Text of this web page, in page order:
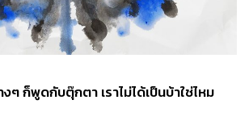
ๆ ก็พูดกับตุ๊กตา เราไม่ได้เป็นบ้าใช่ไหม